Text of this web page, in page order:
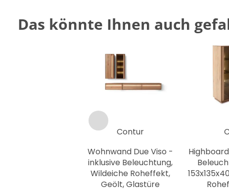
Das könnte Ihnen auch
Contur
Wohnwand Due Viso -
inklusive Beleuchtung,
Wildeiche Roheffekt,
Geölt, Glastüre